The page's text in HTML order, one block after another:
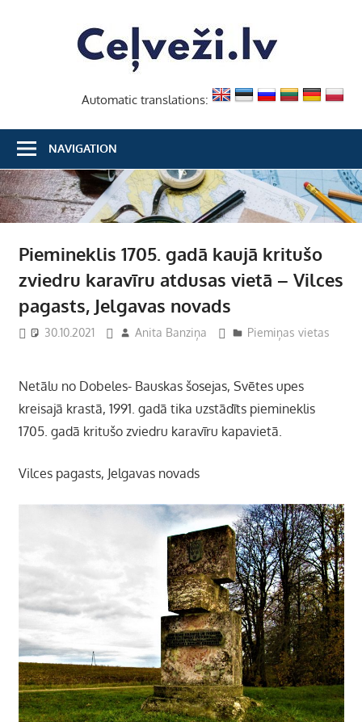
Automatic translations:
NAVIGATION
Piemineklis 1705. gadā kaujā kritušo
zviedru karavīru atdusas vietā – Vilces
pagasts, Jelgavas novads
30.10.2021 Anita Banziņa Piemiņas vietas
Netālu no Dobeles- Bauskas šosejas, Svētes upes
kreisajā krastā, 1991. gadā tika uzstādīts piemineklis
1705. gadā kritušo zviedru karavīru kapavietā.
Vilces pagasts, Jelgavas novads